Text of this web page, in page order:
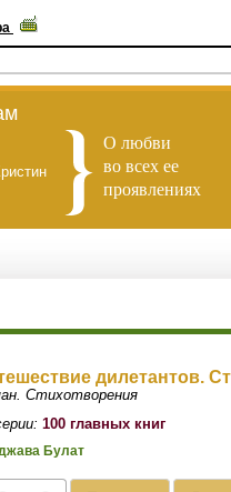
О любви
во всех ее
проявлениях
дилетантов.
Стихотворения
100 главных книг
Булат